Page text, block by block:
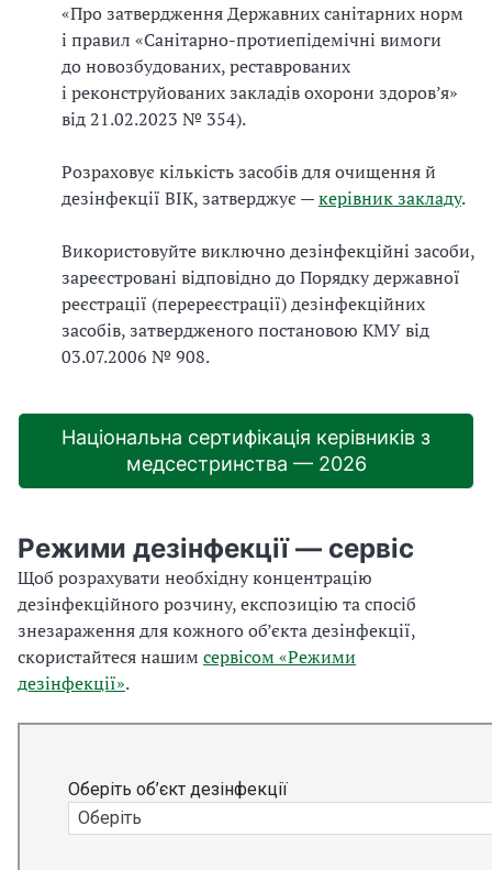
«Про затвердження Державних санітарних норм
і правил «Санітарно-протиепідемічні вимоги
до новозбудованих, реставрованих
і реконструйованих закладів охорони здоров’я»
від 21.02.2023 № 354).
Розраховує кількість засобів для очищення й
дезінфекції ВІК, затверджує —керівник закладу.
Використовуйте виключно дезінфекційні засоби,
зареєстровані відповідно до Порядку державної
реєстрації (перереєстрації) дезінфекційних
засобів, затвердженого постановою КМУ від
03.07.2006 № 908.
Національна сертифікація керівників з
медсестринства — 2026
Режими дезінфекції — сервіс
Щоб розрахувати необхідну концентрацію
дезінфекційного розчину, експозицію та спосіб
знезараження для кожного об’єкта дезінфекції,
скористайтеся нашим сервісом «Режими
дезінфекції».